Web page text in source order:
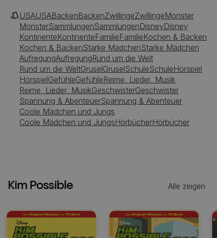
USAUSABackenBackenZwillingeZwillingeMonster
MonsterSammlungenSammlungenDisneyDisney
KontinenteKontinenteFamilieFamilieKochen & Backen
Kochen & BackenStarke MädchenStarke Mädchen
AufregungAufregungRund um die Welt
Rund um die WeltGruselGruselSchuleSchuleHörspiel
HörspielGefühleGefühleReime, Lieder, Musik
Reime, Lieder, MusikGeschwisterGeschwister
Spannung & AbenteuerSpannung & Abenteuer
Coole Mädchen und Jungs
Coole Mädchen und JungsHörbücherHörbücher
Kim Possible Alle zeigen